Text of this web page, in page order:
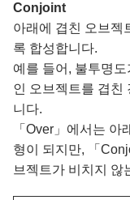
Conjoint
아래에 겹친 오브젝
록 합성합니다.
예를 들어, 불투명
인 오브젝트를 겹친
니다.
「Over」에서는 아
형이 되지만, 「
브젝트가 비치지 않